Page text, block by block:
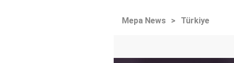
Mepa News > Türkiye